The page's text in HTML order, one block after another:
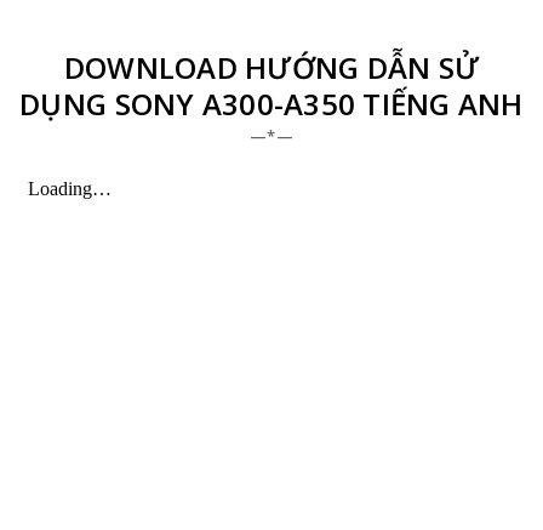
DOWNLOAD HƯỚNG DẪN SỬ
DỤNG SONY A300-A350 TIẾNG ANH
—*—